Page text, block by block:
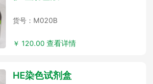
货号：M020B
￥ 120.00查看详情
HE染色试剂盒